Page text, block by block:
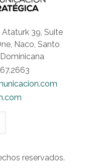
39, Suite
Naco, Santo
reservados.